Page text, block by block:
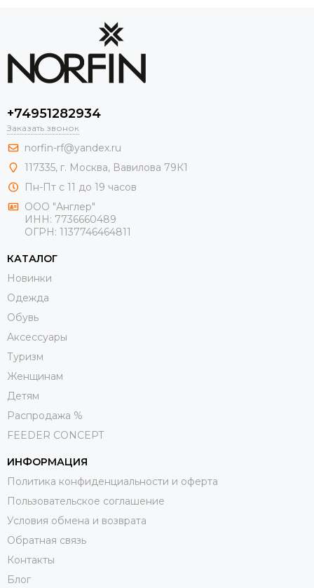
+74951282934
Заказать звонок
norfin-rf@yandex.ru
117335, г. Москва, Вавилова 79К1
Пн-Пт с 11 до 19 часов
ООО "Англер"
ИНН: 7736660489
ОГРН: 1137746464811
КАТАЛОГ
Новинки
Одежда
Обувь
Aксессуары
Туризм
Женщинам
Детям
Распродажа %
FEEDER CONCEPT
ИНФОРМАЦИЯ
Политика конфиденциальности и оферта
Пользовательское соглашение
Условия обмена и возврата
Обратная связь
Контакты
Блог